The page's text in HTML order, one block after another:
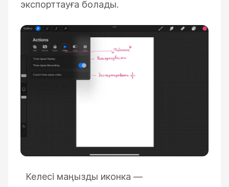
экспорттауға болады.
Келесі маңызды иконка —